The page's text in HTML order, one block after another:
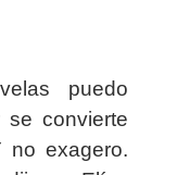
puedo
se convierte
no exagero.